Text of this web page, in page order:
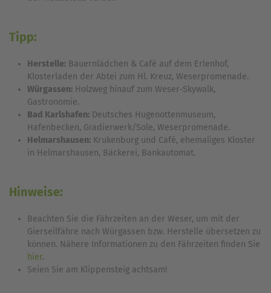
Tipp:
Herstelle: Bauernlädchen & Café auf dem Erlenhof,
Klosterladen der Abtei zum Hl. Kreuz, Weserpromenade.
Würgassen: Holzweg hinauf zum Weser-Skywalk,
Gastronomie.
Bad Karlshafen: Deutsches Hugenottenmuseum,
Hafenbecken, Gradierwerk/Sole, Weserpromenade.
Helmarshausen: Krukenburg und Café, ehemaliges Kloster
in Helmarshausen, Bäckerei, Bankautomat.
Hinweise:
Beachten Sie die Fährzeiten an der Weser, um mit der
Gierseilfähre nach Würgassen bzw. Herstelle übersetzen zu
können. Nähere Informationen zu den Fährzeiten finden Sie
hier.
Seien Sie am Klippensteig achtsam!